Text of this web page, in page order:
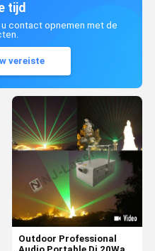
tijd
contact opnemen met de
vereiste
Outdoor Professional